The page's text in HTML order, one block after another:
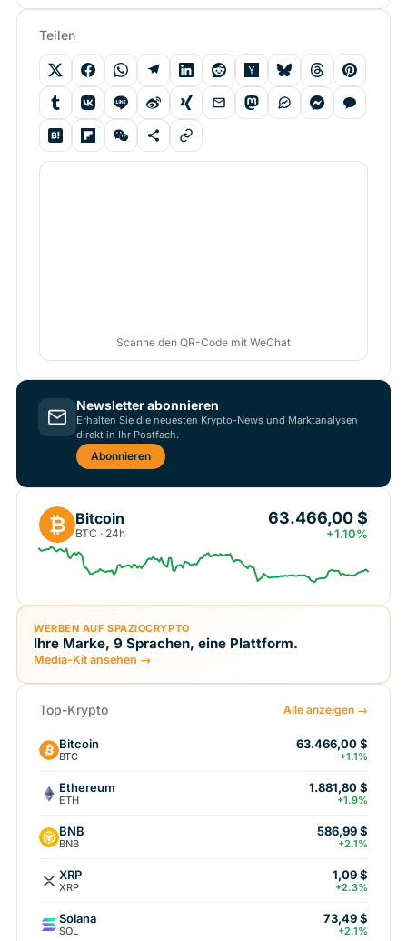
Teilen
Scanne den QR-Code mit WeChat
Newsletter abonnieren
Erhalten Sie die neuesten Krypto-News und Marktanalysen
direkt in Ihr Postfach.
Abonnieren
₿ Bitcoin
BTC · 24h
63.466,00 $
+1.10%
WERBEN AUF SPAZIOCRYPTO
Ihre Marke, 9 Sprachen, eine Plattform.
Media-Kit ansehen →
Top-Krypto Alle anzeigen →
Bitcoin
BTC
63.466,00 $
+1.1%
Ethereum
ETH
1.881,80 $
+1.9%
BNB
BNB
586,99 $
+2.1%
XRP
XRP
1,09 $
+2.3%
Solana
SOL
73,49 $
+2.1%